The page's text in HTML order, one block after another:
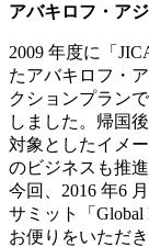
アバキロフ・ア
2009 年度に「
たアバキロフ・
クションプラン
しました。帰国
対象としたイメ
のビジネスも推進
今回、2016 年6
サミット「Global
お便りをいただ